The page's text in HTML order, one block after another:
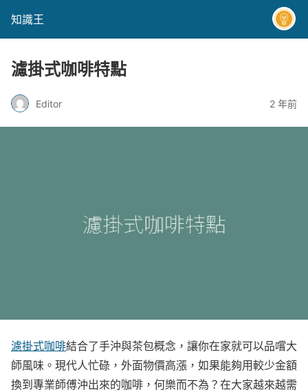
知識王
濾掛式咖啡特點
Editor 2 年前
濾掛式咖啡結合了手沖與茶包概念，讓你在家就可以品嚐大
師風味。現代人忙碌，外面物價高漲，如果能夠用較少金額
換到專業師傅沖出來的咖啡，何樂而不為？在大家越來越需